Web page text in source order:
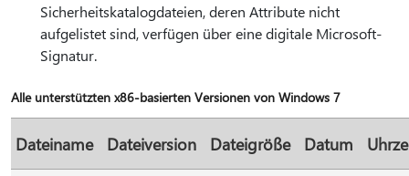
Sicherheitskatalogdateien, deren Attribute nicht
aufgelistet sind, verfügen über eine digitale Microsoft-
Signatur.
Alle unterstützten x86-basierten Versionen von Windows 7
Dateiname Dateiversion Dateigröße Datum